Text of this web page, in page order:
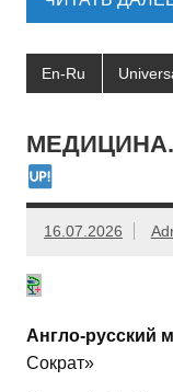
En-Ru
МЕДИЦИНА.
16.07.2026
Англо-русский
Сократ»